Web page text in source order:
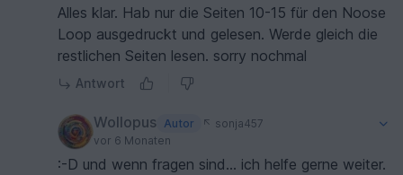
Alles klar. Hab nur die Seiten 10-15 für den Noose
Loop ausgedruckt und gelesen. Werde gleich die
restlichen Seiten lesen. sorry nochmal
Antwort
Wollopus Autor
sonja457
vor 6 Monaten
:-D und wenn fragen sind... ich helfe gerne weiter.